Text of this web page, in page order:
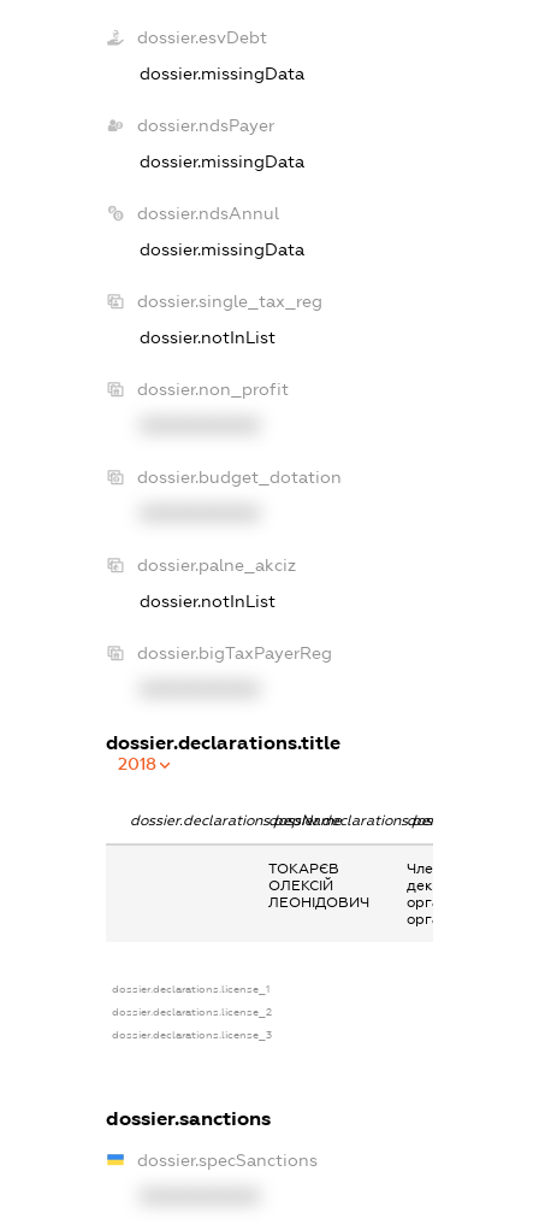
dossier.esvDebt
dossier.missingData
dossier.ndsPayer
dossier.missingData
dossier.ndsAnnul
dossier.missingData
dossier.single_tax_reg
dossier.notInList
dossier.non_profit
dossier.budget_dotation
dossier.palne_akciz
dossier.notInList
dossier.bigTaxPayerReg
dossier.declarations.title
2018
dossier.declarations.pepNamedossier.declarations.personName
ТОКАРЄВ
ОЛЕКСІЙ
ЛЕОНІДОВИЧ
Членство суб’єкта
декларування в
організаціях та їх
органах
dossier.declarations.license_1
dossier.declarations.license_2
dossier.declarations.license_3
dossier.sanctions
dossier.specSanctions